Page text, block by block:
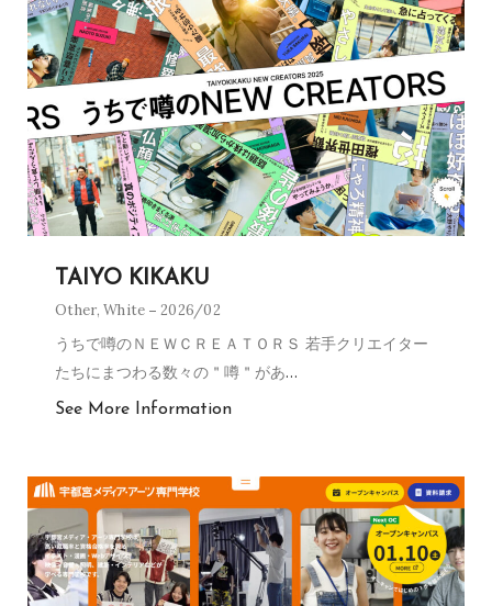
TAIYO KIKAKU
Other,White 2026/02
うちで噂のＮＥＷＣＲＥＡＴＯＲＳ 若手クリエイター
たちにまつわる数々の＂噂＂があ…
See More Information